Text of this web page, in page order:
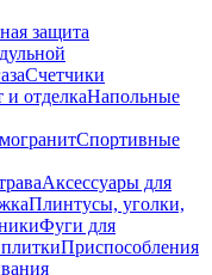
защита
Счетчики
и отделкаНапольные
Спортивные
Аксессуары для
Плинтусы, уголки,
Фуги для
Приспособления